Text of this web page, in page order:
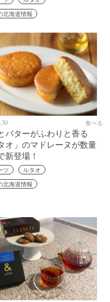
北海道情報
食べる
バターがふわりと香る
オ」のマドレーヌが数量
新登場！
ツ
ルタオ
北海道情報